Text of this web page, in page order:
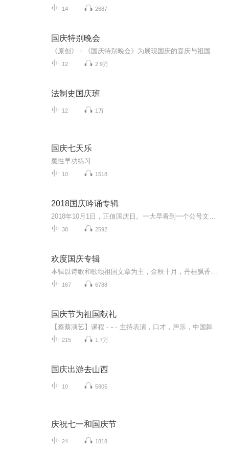
14 2687
国庆特别晚会
12 2.9万
法制史国庆班
12 1万
国庆七天乐
魔性早功练习
10 1518
2018国庆吟诵专辑
38 2592
欢度国庆专辑
167 6788
国庆节为祖国献礼
215 1.7万
国庆出游去山西
10 5805
庆祝七一和国庆节
24 1818